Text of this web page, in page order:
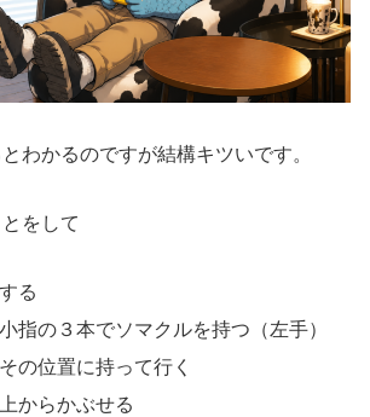
わかるのですが結構キツいです。
をして
る
指の３本でソマクルを持つ（左手）
の位置に持って行く
からかぶせる